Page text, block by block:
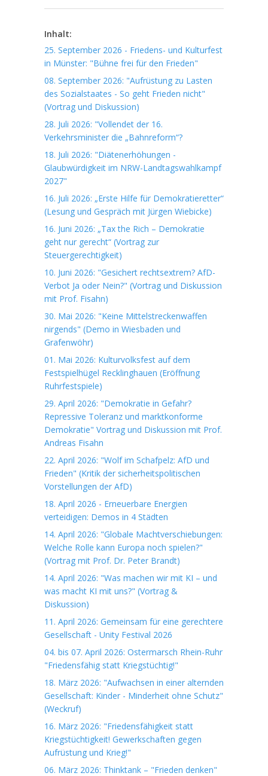
Inhalt:
25. September 2026 - Friedens- und Kulturfest
in Münster: "Bühne frei für den Frieden"
08. September 2026: "Aufrüstung zu Lasten
des Sozialstaates - So geht Frieden nicht"
(Vortrag und Diskussion)
28. Juli 2026: "Vollendet der 16.
Verkehrsminister die „Bahnreform“?
18. Juli 2026: "Diätenerhöhungen -
Glaubwürdigkeit im NRW-Landtagswahlkampf
2027"
16. Juli 2026: „Erste Hilfe für Demokratieretter“
(Lesung und Gespräch mit Jürgen Wiebicke)
16. Juni 2026: „Tax the Rich – Demokratie
geht nur gerecht“ (Vortrag zur
Steuergerechtigkeit)
10. Juni 2026: "Gesichert rechtsextrem? AfD-
Verbot Ja oder Nein?" (Vortrag und Diskussion
mit Prof. Fisahn)
30. Mai 2026: "Keine Mittelstreckenwaffen
nirgends" (Demo in Wiesbaden und
Grafenwöhr)
01. Mai 2026: Kulturvolksfest auf dem
Festspielhügel Recklinghauen (Eröffnung
Ruhrfestspiele)
29. April 2026: "Demokratie in Gefahr?
Repressive Toleranz und marktkonforme
Demokratie" Vortrag und Diskussion mit Prof.
Andreas Fisahn
22. April 2026: "Wolf im Schafpelz: AfD und
Frieden" (Kritik der sicherheitspolitischen
Vorstellungen der AfD)
18. April 2026 - Erneuerbare Energien
verteidigen: Demos in 4 Städten
14. April 2026: "Globale Machtverschiebungen:
Welche Rolle kann Europa noch spielen?"
(Vortrag mit Prof. Dr. Peter Brandt)
14. April 2026: "Was machen wir mit KI – und
was macht KI mit uns?" (Vortrag &
Diskussion)
11. April 2026: Gemeinsam für eine gerechtere
Gesellschaft - Unity Festival 2026
04. bis 07. April 2026: Ostermarsch Rhein-Ruhr
"Friedensfähig statt Kriegstüchtig!"
18. März 2026: "Aufwachsen in einer alternden
Gesellschaft: Kinder - Minderheit ohne Schutz"
(Weckruf)
16. März 2026: "Friedensfähigkeit statt
Kriegstüchtigkeit! Gewerkschaften gegen
Aufrüstung und Krieg!"
06. März 2026: Thinktank – "Frieden denken"